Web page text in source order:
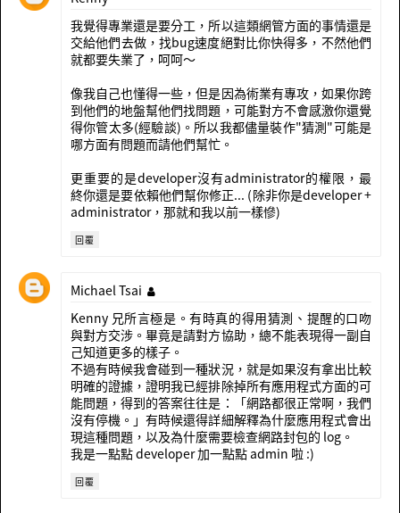
我覺得專業還是要分工，所以這類網管方面的事情還是
交給他們去做，找bug速度絕對比你快得多，不然他們
就都要失業了，呵呵～
像我自己也懂得一些，但是因為術業有專攻，如果你跨
到他們的地盤幫他們找問題，可能對方不會感激你還覺
得你管太多(經驗談)。所以我都儘量裝作"猜測"可能是
哪方面有問題而請他們幫忙。
更重要的是developer沒有administrator的權限，最
終你還是要依賴他們幫你修正... (除非你是developer +
administrator，那就和我以前一樣慘)
回覆
Michael Tsai
Kenny 兄所言極是。有時真的得用猜測、提醒的口吻
與對方交涉。畢竟是請對方協助，總不能表現得一副自
己知道更多的樣子。
不過有時候我會碰到一種狀況，就是如果沒有拿出比較
明確的證據，證明我已經排除掉所有應用程式方面的可
能問題，得到的答案往往是：「網路都很正常啊，我們
沒有停機。」有時候還得詳細解釋為什麼應用程式會出
現這種問題，以及為什麼需要檢查網路封包的 log。
我是一點點 developer 加一點點 admin 啦 :)
回覆